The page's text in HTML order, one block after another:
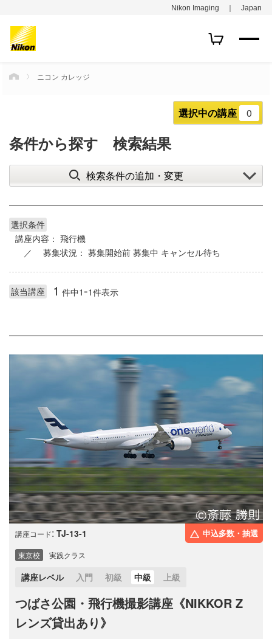
Nikon Imaging ｜ Japan
HOMEニコン カレッジ
選択中の講座 0
条件から探す 検索結果
検索条件の追加・変更
選択条件
講座内容： 飛行機
募集状況： 募集開始前 募集中 キャンセル待ち
該当講座 1 件中1 -1件表示
講座コード: TJ-13-1 申込多数・抽選
東京校 実践クラス
講座レベル 入門 初級 中級 上級
つばさ公園・飛行機撮影講座《NIKKOR Z
レンズ貸出あり》